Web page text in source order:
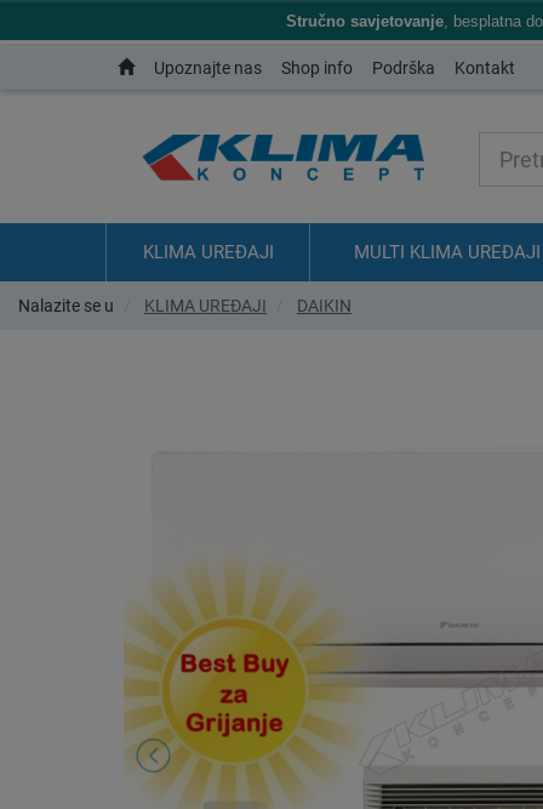
Stručno savjetovanje, besplatna
Upoznajte nas Shop info Podrška Kontakt
KLIMA UREĐAJI MULTI KLIMA UREĐAJI
Nalazite se u KLIMA UREĐAJI DAIKIN